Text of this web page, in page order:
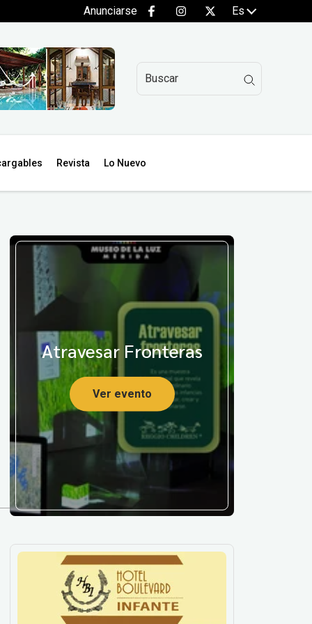
Anunciarse Es
Revista Lo Nuevo
Atravesar Fronteras
Ver evento